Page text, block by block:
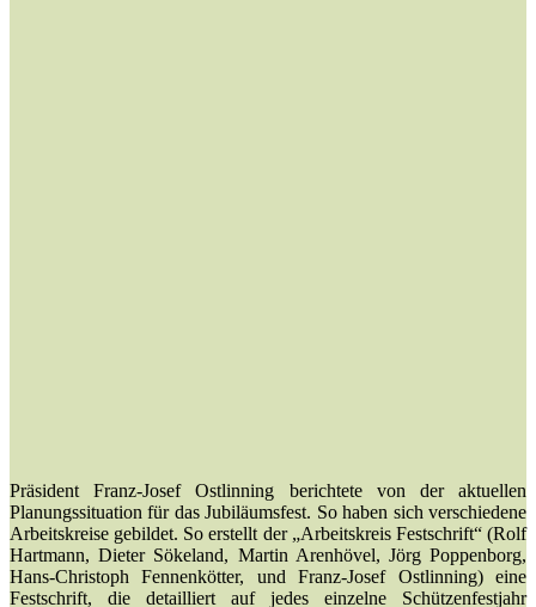
Präsident Franz-Josef Ostlinning berichtete von der aktuellen
Planungssituation für das Jubiläumsfest. So haben sich verschiedene
Arbeitskreise gebildet. So erstellt der „Arbeitskreis Festschrift“ (Rolf
Hartmann, Dieter Sökeland, Martin Arenhövel, Jörg Poppenborg,
Hans-Christoph Fennenkötter, und Franz-Josef Ostlinning) eine
Festschrift, die detailliert auf jedes einzelne Schützenfestjahr